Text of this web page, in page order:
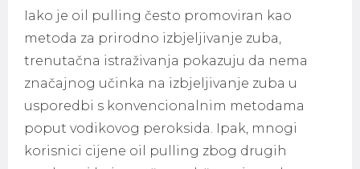
Iako je oil pulling često promoviran kao
metoda za prirodno izbjeljivanje zuba,
trenutačna istraživanja pokazuju da nema
značajnog učinka na izbjeljivanje zuba u
usporedbi s konvencionalnim metodama
poput vodikovog peroksida. Ipak, mnogi
korisnici cijene oil pulling zbog drugih